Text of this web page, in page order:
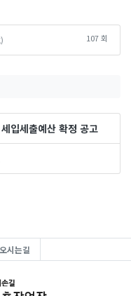
107 회
입세출예산 확정 공고
오시는길